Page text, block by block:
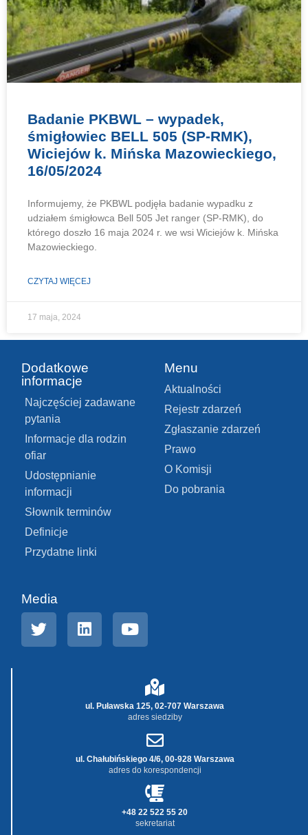
Badanie PKBWL – wypadek,
śmigłowiec BELL 505 (SP-RMK),
Wiciejów k. Mińska Mazowieckiego,
16/05/2024
Informujemy, że PKBWL podjęła badanie wypadku z
udziałem śmigłowca Bell 505 Jet ranger (SP-RMK), do
którego doszło 16 maja 2024 r. we wsi Wiciejów k. Mińska
Mazowieckiego.
CZYTAJ WIĘCEJ
17 maja, 2024
Dodatkowe
informacje
Najczęściej zadawane
pytania
Informacje dla rodzin
ofiar
Udostępnianie
informacji
Słownik terminów
Definicje
Przydatne linki
Menu
Aktualności
Rejestr zdarzeń
Zgłaszanie zdarzeń
Prawo
O Komisji
Do pobrania
Media
ul. Puławska 125, 02-707 Warszawa
adres siedziby
ul. Chałubińskiego 4/6, 00-928 Warszawa
adres do korespondencji
+48 22 522 55 20
sekretariat